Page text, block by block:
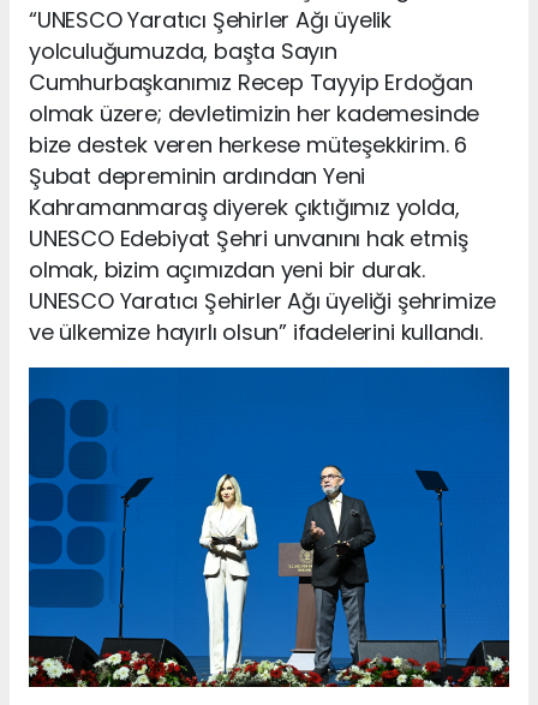
“UNESCO Yaratıcı Şehirler Ağı üyelik
yolculuğumuzda, başta Sayın
Cumhurbaşkanımız Recep Tayyip Erdoğan
olmak üzere; devletimizin her kademesinde
bize destek veren herkese müteşekkirim. 6
Şubat depreminin ardından Yeni
Kahramanmaraş diyerek çıktığımız yolda,
UNESCO Edebiyat Şehri unvanını hak etmiş
olmak, bizim açımızdan yeni bir durak.
UNESCO Yaratıcı Şehirler Ağı üyeliği şehrimize
ve ülkemize hayırlı olsun” ifadelerini kullandı.